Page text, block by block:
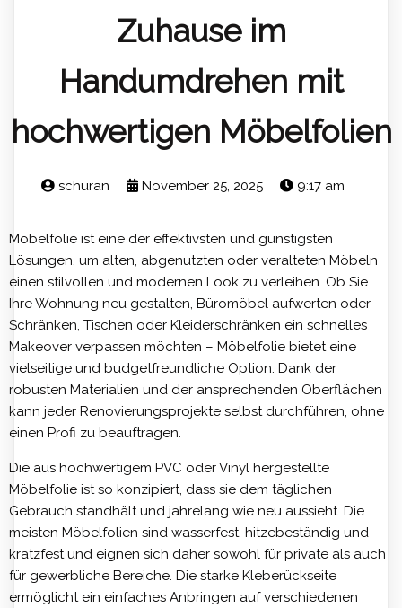
Zuhause im
Handumdrehen mit
hochwertigen Möbelfolien
schuran November 25, 2025 9:17 am
Möbelfolie ist eine der effektivsten und günstigsten
Lösungen, um alten, abgenutzten oder veralteten Möbeln
einen stilvollen und modernen Look zu verleihen. Ob Sie
Ihre Wohnung neu gestalten, Büromöbel aufwerten oder
Schränken, Tischen oder Kleiderschränken ein schnelles
Makeover verpassen möchten – Möbelfolie bietet eine
vielseitige und budgetfreundliche Option. Dank der
robusten Materialien und der ansprechenden Oberflächen
kann jeder Renovierungsprojekte selbst durchführen, ohne
einen Profi zu beauftragen.
Die aus hochwertigem PVC oder Vinyl hergestellte
Möbelfolie ist so konzipiert, dass sie dem täglichen
Gebrauch standhält und jahrelang wie neu aussieht. Die
meisten Möbelfolien sind wasserfest, hitzebeständig und
kratzfest und eignen sich daher sowohl für private als auch
für gewerbliche Bereiche. Die starke Kleberückseite
ermöglicht ein einfaches Anbringen auf verschiedenen